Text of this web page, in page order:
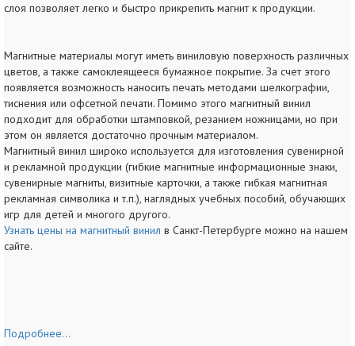
слоя позволяет легко и быстро прикрепить магнит к продукции.
Магнитные материалы могут иметь виниловую поверхность различных
цветов, а также самоклеящееся бумажное покрытие. За счет этого
появляется возможность наносить печать методами шелкографии,
тиснения или офсетной печати. Помимо этого магнитный винил
подходит для обработки штамповкой, резанием ножницами, но при
этом он является достаточно прочным материалом.
Магнитный винил широко используется для изготовления сувенирной
и рекламной продукции (гибкие магнитные информационные знаки,
сувенирные магниты, визитные карточки, а также гибкая магнитная
рекламная символика и т.п.), наглядных учебных пособий, обучающих
игр для детей и многого другого.
Узнать цены на магнитный винил в Санкт-Петербурге можно на нашем
сайте.
Подробнее...